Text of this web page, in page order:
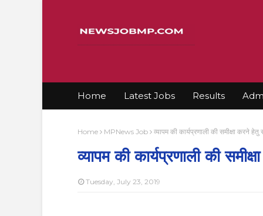
Home Latest Jobs Results
Home MPNews Job व्यापम की कार्यप्रणाली की समीक्षा करने
व्यापम की कार्यप्रणाली की
Tuesday, July 23, 2019